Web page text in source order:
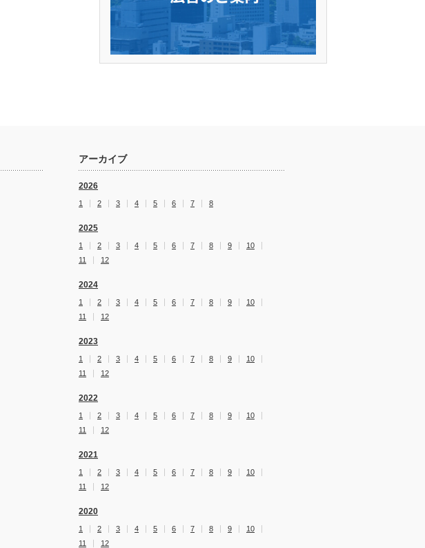
アーカイブ
2026
1 2 3 4 5 6 7 8
2025
1 2 3 4 5 6 7 8 9
10
11
12
2024
1 2 3 4 5 6 7 8 9
10
11
12
2023
1 2 3 4 5 6 7 8 9
10
11
12
2022
1 2 3 4 5 6 7 8 9
10
11
12
2021
1 2 3 4 5 6 7 8 9
10
11
12
2020
1 2 3 4 5 6 7 8 9
10
11
12